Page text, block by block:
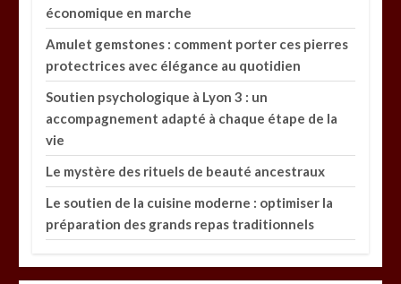
économique en marche
Amulet gemstones : comment porter ces pierres
protectrices avec élégance au quotidien
Soutien psychologique à Lyon 3 : un
accompagnement adapté à chaque étape de la
vie
Le mystère des rituels de beauté ancestraux
Le soutien de la cuisine moderne : optimiser la
préparation des grands repas traditionnels